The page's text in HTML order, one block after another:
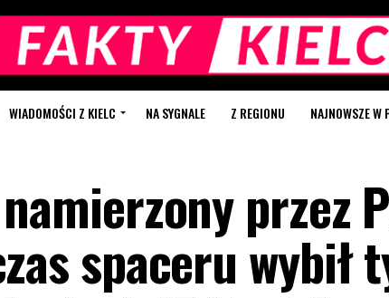
WIADOMOŚCI Z KIELC NA SYGNALE Z REGIONU NAJNOWSZE W
przez
spaceru wybił